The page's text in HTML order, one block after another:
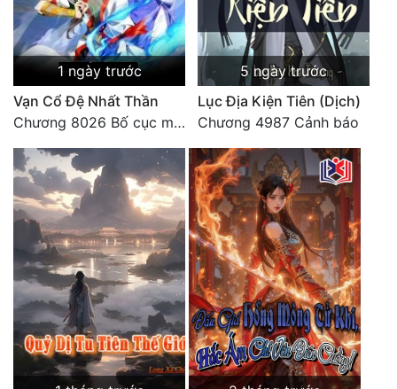
Quân Sự
Sảng Văn
Sắc
Sủng
Thanh Xuân
Tiên Hiệp
Tiểu Thuyết
Trinh Thám
Triều Đấu
Trùng Sinh
1 ngày trước
Vạn Cổ Đệ Nhất Thần
Chương 8026 Bố cục mới
5 ngày trước
Lục Địa Kiện Tiên (Dịch)
Chương 4987 Cảnh báo